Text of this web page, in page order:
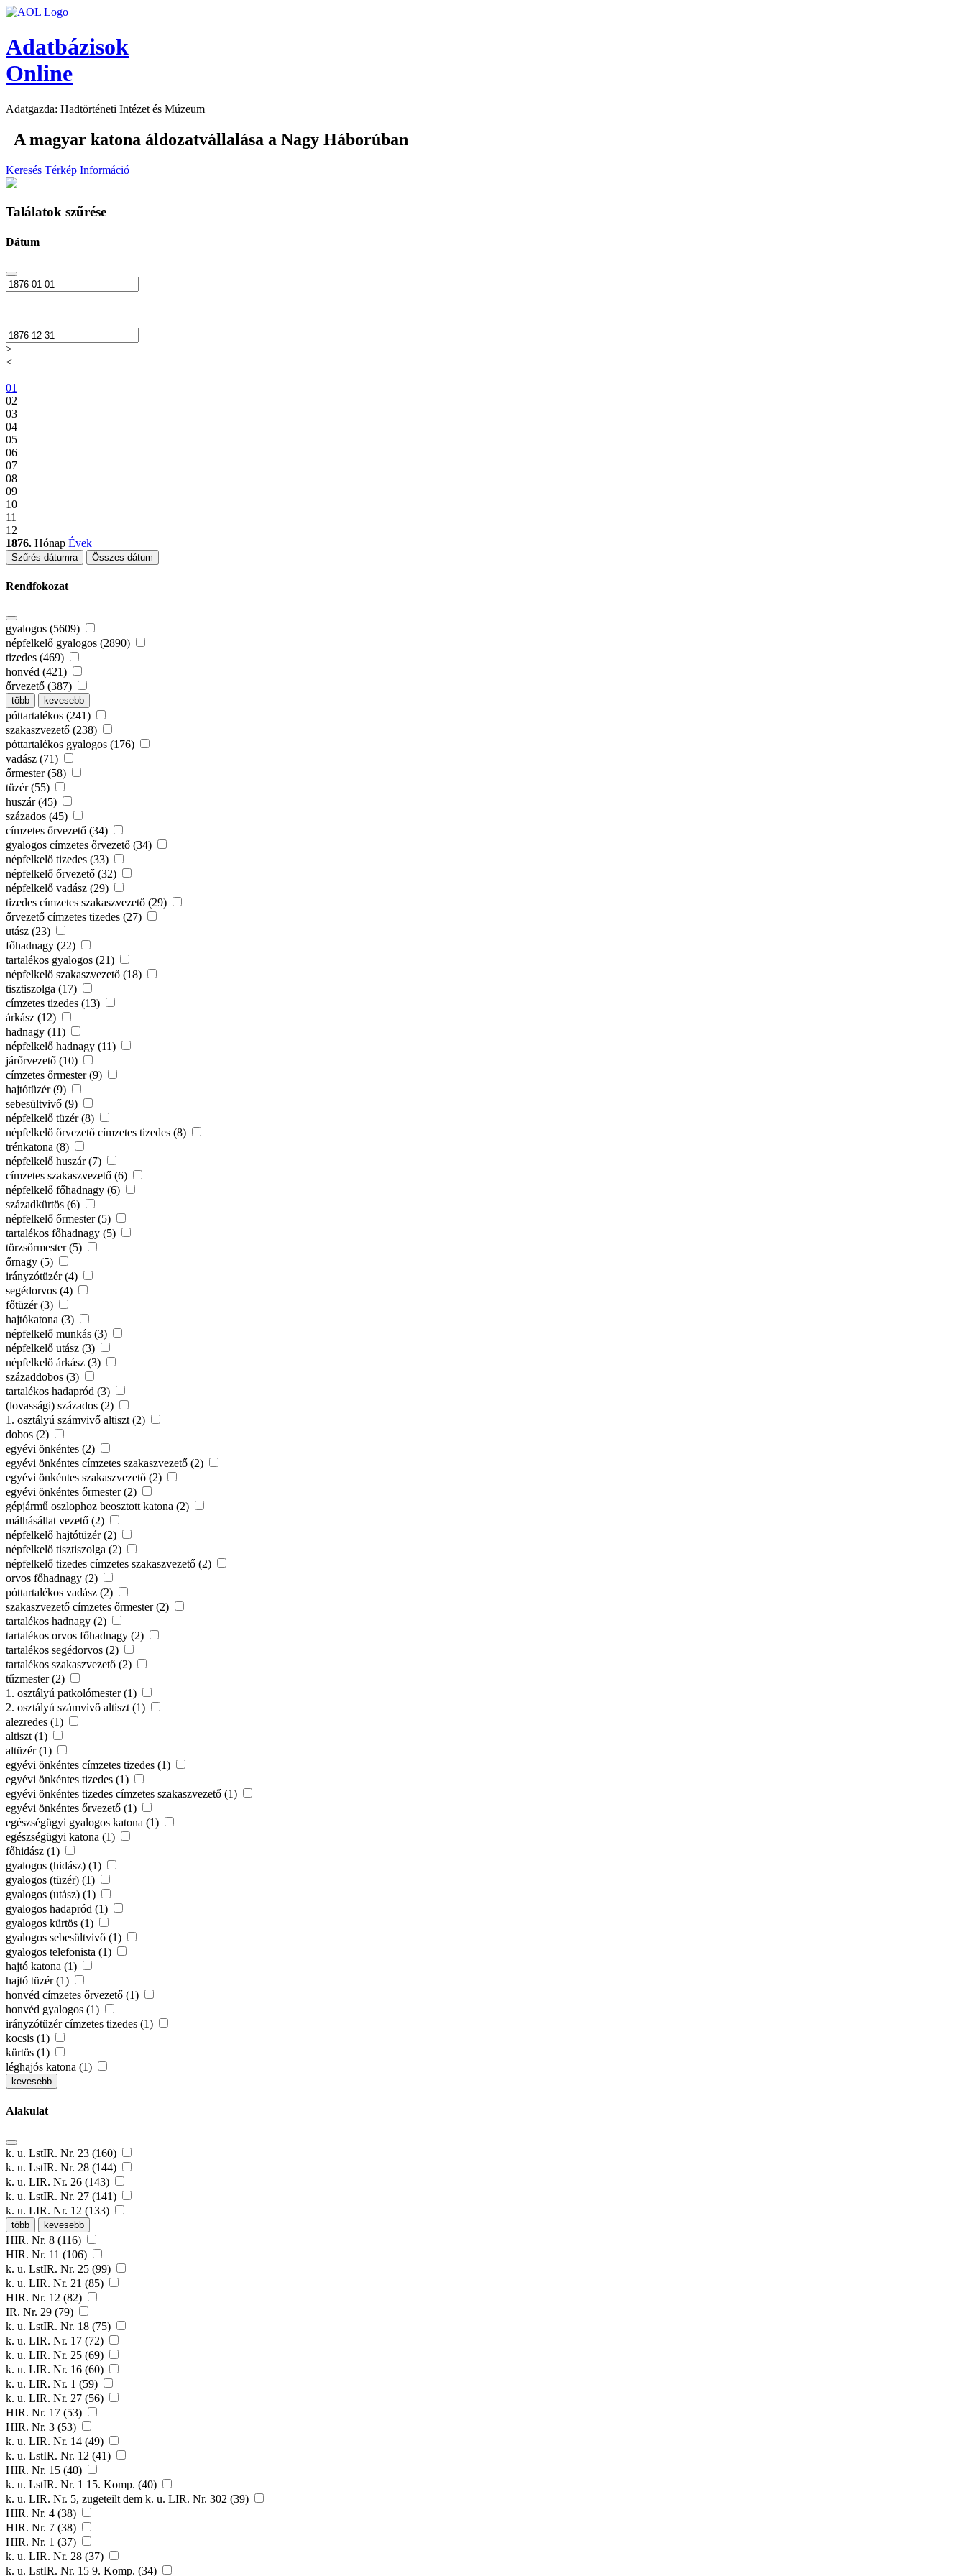
Adatbázisok
Online
Adatgazda: Hadtörténeti Intézet és Múzeum
A magyar katona áldozatvállalása a Nagy Háborúban
Keresés Térkép Információ
Találatok szűrése
Dátum
—
>
<
01
02
03
04
05
06
07
08
09
10
11
12
1876. Hónap Évek
Szűrés dátumra Összes dátum
Rendfokozat
gyalogos (5609)
népfelkelő gyalogos (2890)
tizedes (469)
honvéd (421)
őrvezető (387)
több kevesebb
póttartalékos (241)
szakaszvezető (238)
póttartalékos gyalogos (176)
vadász (71)
őrmester (58)
tüzér (55)
huszár (45)
százados (45)
címzetes őrvezető (34)
gyalogos címzetes őrvezető (34)
népfelkelő tizedes (33)
népfelkelő őrvezető (32)
népfelkelő vadász (29)
tizedes címzetes szakaszvezető (29)
őrvezető címzetes tizedes (27)
utász (23)
főhadnagy (22)
tartalékos gyalogos (21)
népfelkelő szakaszvezető (18)
tisztiszolga (17)
címzetes tizedes (13)
árkász (12)
hadnagy (11)
népfelkelő hadnagy (11)
járőrvezető (10)
címzetes őrmester (9)
hajtótüzér (9)
sebesültvivő (9)
népfelkelő tüzér (8)
népfelkelő őrvezető címzetes tizedes (8)
trénkatona (8)
népfelkelő huszár (7)
címzetes szakaszvezető (6)
népfelkelő főhadnagy (6)
századkürtös (6)
népfelkelő őrmester (5)
tartalékos főhadnagy (5)
törzsőrmester (5)
őrnagy (5)
irányzótüzér (4)
segédorvos (4)
főtüzér (3)
hajtókatona (3)
népfelkelő munkás (3)
népfelkelő utász (3)
népfelkelő árkász (3)
századdobos (3)
tartalékos hadapród (3)
(lovassági) százados (2)
1. osztályú számvivő altiszt (2)
dobos (2)
egyévi önkéntes (2)
egyévi önkéntes címzetes szakaszvezető (2)
egyévi önkéntes szakaszvezető (2)
egyévi önkéntes őrmester (2)
gépjármű oszlophoz beosztott katona (2)
málhásállat vezető (2)
népfelkelő hajtótüzér (2)
népfelkelő tisztiszolga (2)
népfelkelő tizedes címzetes szakaszvezető (2)
orvos főhadnagy (2)
póttartalékos vadász (2)
szakaszvezető címzetes őrmester (2)
tartalékos hadnagy (2)
tartalékos orvos főhadnagy (2)
tartalékos segédorvos (2)
tartalékos szakaszvezető (2)
tűzmester (2)
1. osztályú patkolómester (1)
2. osztályú számvivő altiszt (1)
alezredes (1)
altiszt (1)
altüzér (1)
egyévi önkéntes címzetes tizedes (1)
egyévi önkéntes tizedes (1)
egyévi önkéntes tizedes címzetes szakaszvezető (1)
egyévi önkéntes őrvezető (1)
egészségügyi gyalogos katona (1)
egészségügyi katona (1)
főhidász (1)
gyalogos (hidász) (1)
gyalogos (tüzér) (1)
gyalogos (utász) (1)
gyalogos hadapród (1)
gyalogos kürtös (1)
gyalogos sebesültvivő (1)
gyalogos telefonista (1)
hajtó katona (1)
hajtó tüzér (1)
honvéd címzetes őrvezető (1)
honvéd gyalogos (1)
irányzótüzér címzetes tizedes (1)
kocsis (1)
kürtös (1)
léghajós katona (1)
kevesebb
Alakulat
k. u. LstIR. Nr. 23 (160)
k. u. LstIR. Nr. 28 (144)
k. u. LIR. Nr. 26 (143)
k. u. LstIR. Nr. 27 (141)
k. u. LIR. Nr. 12 (133)
több kevesebb
HIR. Nr. 8 (116)
HIR. Nr. 11 (106)
k. u. LstIR. Nr. 25 (99)
k. u. LIR. Nr. 21 (85)
HIR. Nr. 12 (82)
IR. Nr. 29 (79)
k. u. LstIR. Nr. 18 (75)
k. u. LIR. Nr. 17 (72)
k. u. LIR. Nr. 25 (69)
k. u. LIR. Nr. 16 (60)
k. u. LIR. Nr. 1 (59)
k. u. LIR. Nr. 27 (56)
HIR. Nr. 17 (53)
HIR. Nr. 3 (53)
k. u. LIR. Nr. 14 (49)
k. u. LstIR. Nr. 12 (41)
HIR. Nr. 15 (40)
k. u. LstIR. Nr. 1 15. Komp. (40)
k. u. LIR. Nr. 5, zugeteilt dem k. u. LIR. Nr. 302 (39)
HIR. Nr. 4 (38)
HIR. Nr. 7 (38)
HIR. Nr. 1 (37)
k. u. LIR. Nr. 28 (37)
k. u. LstIR. Nr. 15 9. Komp. (34)